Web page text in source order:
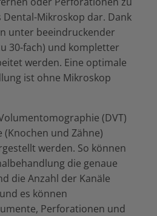
Mikroskop dar. Dank
unter beeindruckender
30-fach) und kompletter
werden. Eine optimale
ist ohne Mikroskop
(DVT)
und Zähne)
werden. So können
die genaue
die Anzahl der Kanäle
es können
Perforationen und